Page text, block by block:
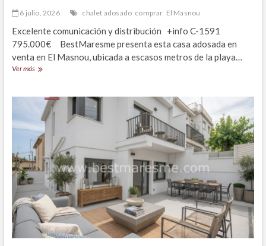
6 julio, 2026 chalet adosado comprar El Masnou
Excelente comunicación y distribución +info C-1591
795.000€ BestMaresme presenta esta casa adosada en
venta en El Masnou, ubicada a escasos metros de la playa…
Ver másCasa
mar
en
El
Masnou